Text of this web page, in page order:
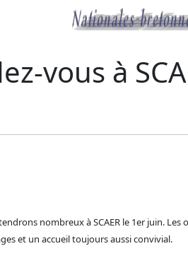
vous à
nombreux à SCAER le 1er juin.
et un accueil toujours aussi convivial.